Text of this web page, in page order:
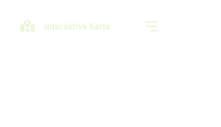
Interaktive Karte